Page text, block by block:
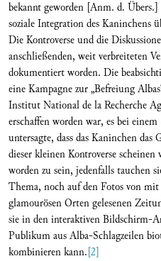
bekannt geworden [Anm. d.
soziale Integration des Kaninchens
Die Kontroverse und die
anschließenden, weit verbreiteten
dokumentiert worden. Die
eine Kampagne zur „Befreiung
Institut National de la Recherche
erschaffen worden war, es bei
untersagte, dass das Kaninchen das
dieser kleinen Kontroverse
worden zu sein, jedenfalls tauchen
Thema, noch auf den Fotos von
glamourösen Orten gelesenen
sie in den interaktiven Bildschirm-
Publikum aus Alba-Schlagzeilen
kombinieren kann.[2]